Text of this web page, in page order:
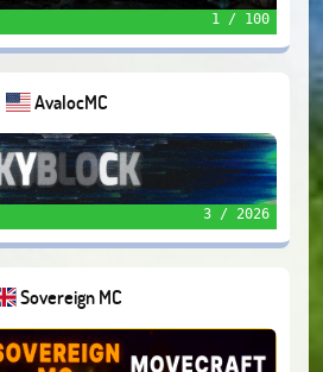
1 / 100
AvalocMC
3 / 2026
Sovereign MC